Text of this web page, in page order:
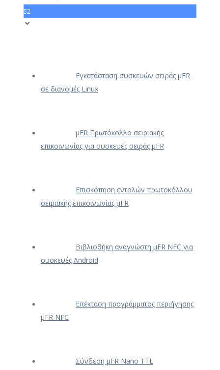
52
Εγκατάσταση συσκευών σειράς μFR
σε διανομές Linux
μFR Πρωτόκολλο σειριακής
επικοινωνίας για συσκευές σειράς μFR
Επισκόπηση εντολών πρωτοκόλλου
σειριακής επικοινωνίας μFR
Βιβλιοθήκη αναγνώστη μFR NFC για
συσκευές Android
Επέκταση προγράμματος περιήγησης
μFR NFC
Σύνδεση μFR Nano TTL